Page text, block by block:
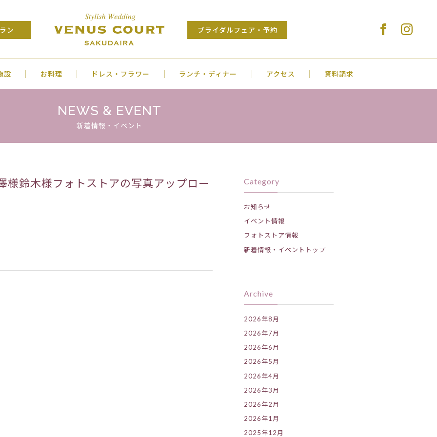
Stylish Wedding VENUS COURT SAKUDAIRA
ン
ブライダルフェア・予約
設 お料理 ドレス・フラワー ランチ・ディナー アクセス 資料請求
NEWS & EVENT
新着情報・イベント
様鈴木様フォトストアの写真アップロー
Category
お知らせ
イベント情報
フォトストア情報
新着情報・イベントトップ
Archive
2026年8月
2026年7月
2026年6月
2026年5月
2026年4月
2026年3月
2026年2月
2026年1月
2025年12月